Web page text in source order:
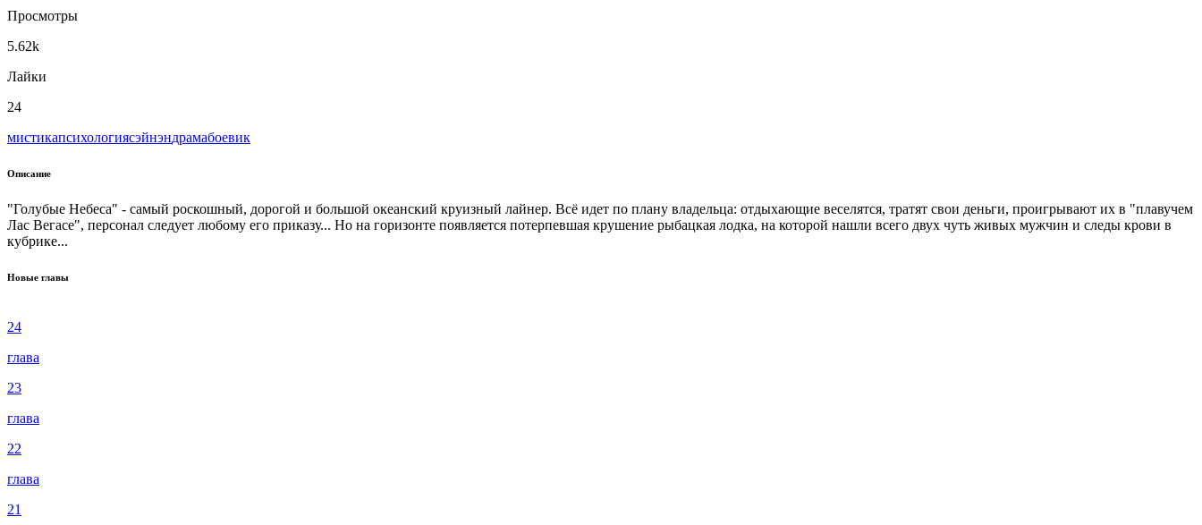
Просмотры
5.62k
Лайки
24
мистикапсихологиясэйнэндрамабоевик
Описание
"Голубые Небеса" - самый роскошный, дорогой и большой океанский круизный лайнер. Всё идет по плану владельца: отдыхающие веселятся, тратят свои деньги, проигрывают их в "плавучем
Лас Вегасе", персонал следует любому его приказу... Но на горизонте появляется потерпевшая крушение рыбацкая лодка, на которой нашли всего двух чуть живых мужчин и следы крови в
кубрике...
Новые главы
24
глава
23
глава
22
глава
21